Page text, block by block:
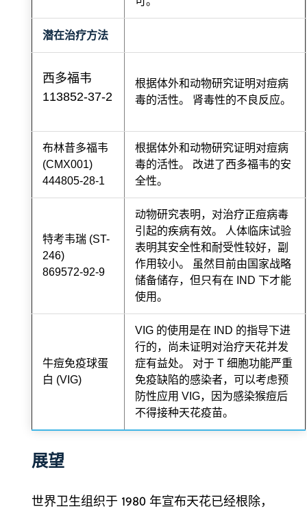
潜在治疗方法
西多福韦
113852-37-2
根据体外和动物研究证明对痘病
毒的活性。 肾毒性的不良反应。
布林昔多福韦
(CMX001)
444805-28-1
根据体外和动物研究证明对痘病
毒的活性。 改进了西多福韦的安
全性。
特考韦瑞 (ST-
246)
869572-92-9
动物研究表明，对治疗正痘病毒
引起的疾病有效。 人体临床试验
表明其安全性和耐受性较好，副
作用较小。 虽然目前由国家战略
储备储存，但只有在 IND 下才能
使用。
牛痘免疫球蛋
白 (VIG)
VIG 的使用是在 IND 的指导下进
行的，尚未证明对治疗天花并发
症有益处。 对于 T 细胞功能严重
免疫缺陷的感染者，可以考虑预
防性应用 VIG，因为感染猴痘后
不得接种天花疫苗。
展望
世界卫生组织于 1980 年宣布天花已经根除，